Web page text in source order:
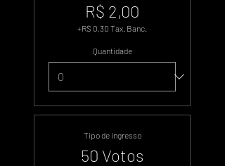
R$ 2,00
+R$ 0,30 Tax. Banc.
Quantidade
Tipo de ingresso
50 Votos